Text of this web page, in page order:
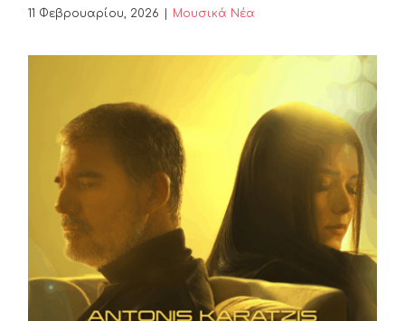
11 Φεβρουαρίου, 2026 Μουσικά Νέα
ΑΝΤΩΝΗΣ ΚΑΡΑΤΖΗΣ-
ΜΙΧΑΕΛΑ ΒΡΥΘΙΑ “ΚΑΙ ΜΙΑ
ΔΕΥΤΕΡΗ ΦΟΡΑ”